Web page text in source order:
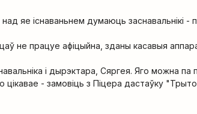
яе існаваньнем думаюць заснавальнікі -
не працуе афіцыйна, зданы касавыя
і дырэктара, Сяргея. Яго можна па
цікавае - замовіць з Піцера дастаўку